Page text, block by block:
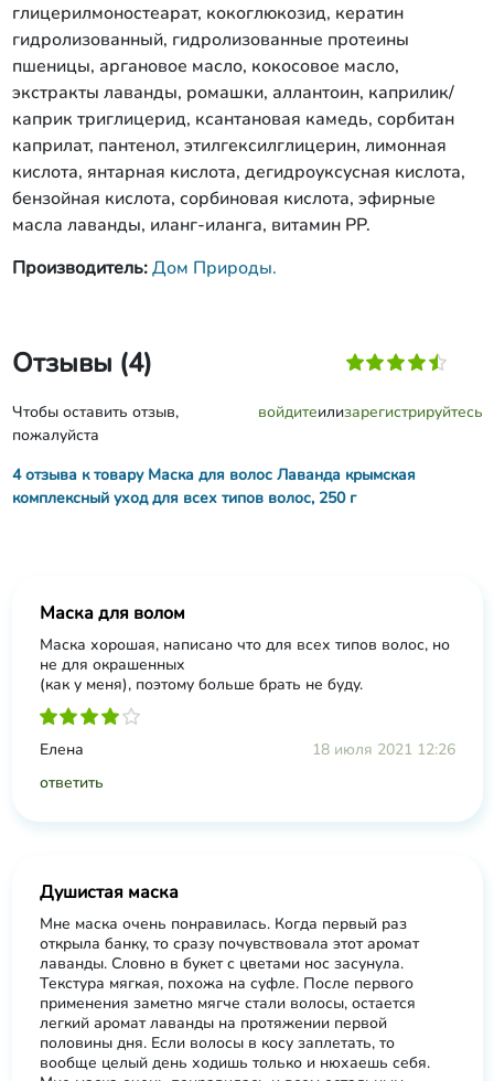
глицерилмоностеарат, кокоглюкозид, кератин
гидролизованный, гидролизованные протеины
пшеницы, аргановое масло, кокосовое масло,
экстракты лаванды, ромашки, аллантоин, каприлик/
каприк триглицерид, ксантановая камедь, сорбитан
каприлат, пантенол, этилгексилглицерин, лимонная
кислота, янтарная кислота, дегидроуксусная кислота,
бензойная кислота, сорбиновая кислота, эфирные
масла лаванды, иланг-иланга, витамин РР.
Производитель:Дом Природы.
Отзывы (4)
Чтобы оставить отзыв,
пожалуйста
войдитеилизарегистрируйтесь
4 отзыва к товару Маска для волос Лаванда крымская
комплексный уход для всех типов волос, 250 г
Маска для волом
Маска хорошая, написано что для всех типов волос, но
не для окрашенных
(как у меня), поэтому больше брать не буду.
Елена
18 июля 2021 12:26
ответить
Душистая маска
Мне маска очень понравилась. Когда первый раз
открыла банку, то сразу почувствовала этот аромат
лаванды. Словно в букет с цветами нос засунула.
Текстура мягкая, похожа на суфле. После первого
применения заметно мягче стали волосы, остается
легкий аромат лаванды на протяжении первой
половины дня. Если волосы в косу заплетать, то
вообще целый день ходишь только и нюхаешь себя.